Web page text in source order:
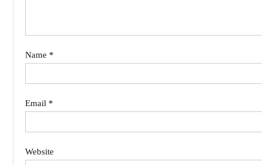
Name *
Email *
Website